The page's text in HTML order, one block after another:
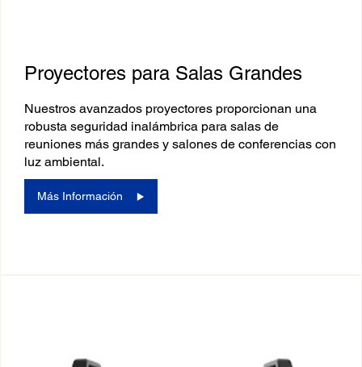
Proyectores para Salas Grandes
Nuestros avanzados proyectores proporcionan una
robusta seguridad inalámbrica para salas de
reuniones más grandes y salones de conferencias con
luz ambiental.
Más Información